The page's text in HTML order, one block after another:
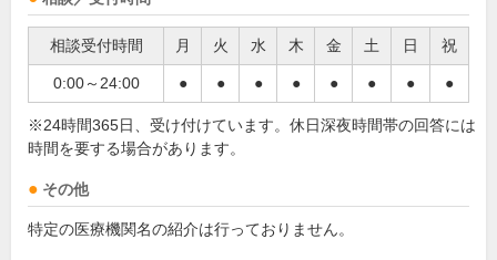
相談受付時間 月 火 水 木 金 土 日 祝
0:00～24:00 ● ● ● ● ● ● ● ●
※24時間365日、受け付けています。休日深夜時間帯の回答には
時間を要する場合があります。
その他
特定の医療機関名の紹介は行っておりません。